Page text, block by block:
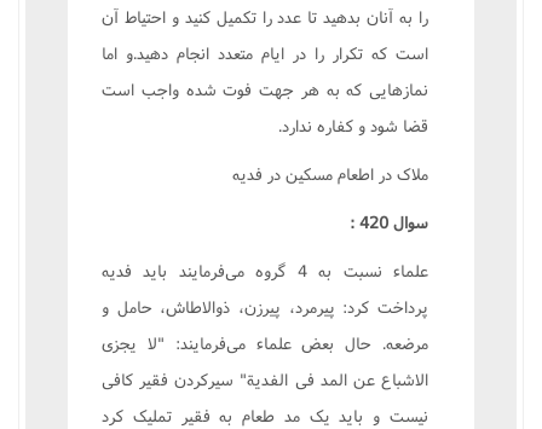
را به آنان بدهيد تا عدد را تکميل کنيد و احتياط آن
است که تکرار را در ايام متعدد انجام دهيد.و اما
نمازهايى که به هر جهت فوت شده واجب است
قضا شود و کفاره ندارد.
ملاک در اطعام مسکين در فديه
سوال 420 :
علماء نسبت به 4 گروه مى‌فرمايند بايد فديه
پرداخت کرد: پيرمرد، پيرزن، ذوالاطاش، حامل و
مرضعه. حال بعض علماء مى‌فرمايند: "لا يجزى
الاشباع عن المد فى الفدية" سيرکردن فقير کافى
نيست و بايد يک مد طعام به فقير تمليک کرد